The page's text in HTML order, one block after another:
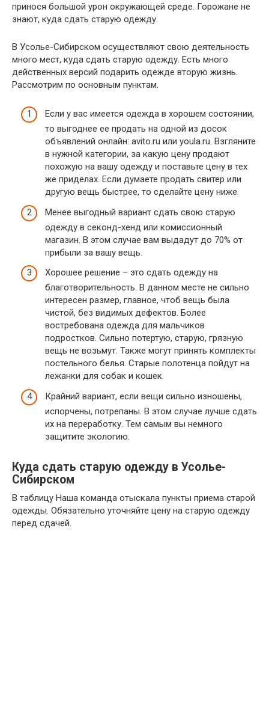
принося большой урон окружающей среде. Горожане не
знают, куда сдать старую одежду.
В Усолье-Сибирском осуществляют свою деятельность
много мест, куда сдать старую одежду. Есть много
действенных версий подарить одежде вторую жизнь.
Рассмотрим по основным пунктам.
Если у вас имеется одежда в хорошем состоянии,
то выгоднее ее продать на одной из досок
объявлений онлайн: avito.ru или youla.ru. Взгляните
в нужной категории, за какую цену продают
похожую на вашу одежду и поставьте цену в тех
же приделах. Если думаете продать свитер или
другую вещь быстрее, то сделайте цену ниже.
Менее выгодный вариант сдать свою старую
одежду в секонд-хенд или комиссионный
магазин. В этом случае вам выдадут до 70% от
прибыли за вашу вещь.
Хорошее решение – это сдать одежду на
благотворительность. В данном месте не сильно
интересен размер, главное, чтоб вещь была
чистой, без видимых дефектов. Более
востребована одежда для мальчиков
подростков. Сильно потертую, старую, грязную
вещь не возьмут. Также могут принять комплекты
постельного белья. Старые полотенца пойдут на
лежанки для собак и кошек.
Крайний вариант, если вещи сильно изношены,
испорчены, потрепаны. В этом случае лучше сдать
их на переработку. Тем самым вы немного
защитите экологию.
Куда сдать старую одежду в Усолье-
Сибирском
В таблицу Наша команда отыскала пункты приема старой
одежды. Обязательно уточняйте цену на старую одежду
перед сдачей.